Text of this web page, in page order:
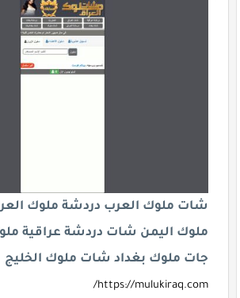
شات ملوك العرب دردشة ملوك
ملوك اليمن شات دردشة عراقية
جات ملوك بغداد شات ملوك الخليج
https://mulukiraq.com/